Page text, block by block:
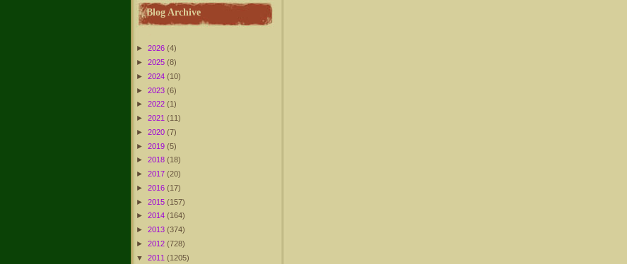
Blog Archive
► 2026 (4)
► 2025 (8)
► 2024 (10)
► 2023 (6)
► 2022 (1)
► 2021 (11)
► 2020 (7)
► 2019 (5)
► 2018 (18)
► 2017 (20)
► 2016 (17)
► 2015 (157)
► 2014 (164)
► 2013 (374)
► 2012 (728)
▼
2011 (1205)